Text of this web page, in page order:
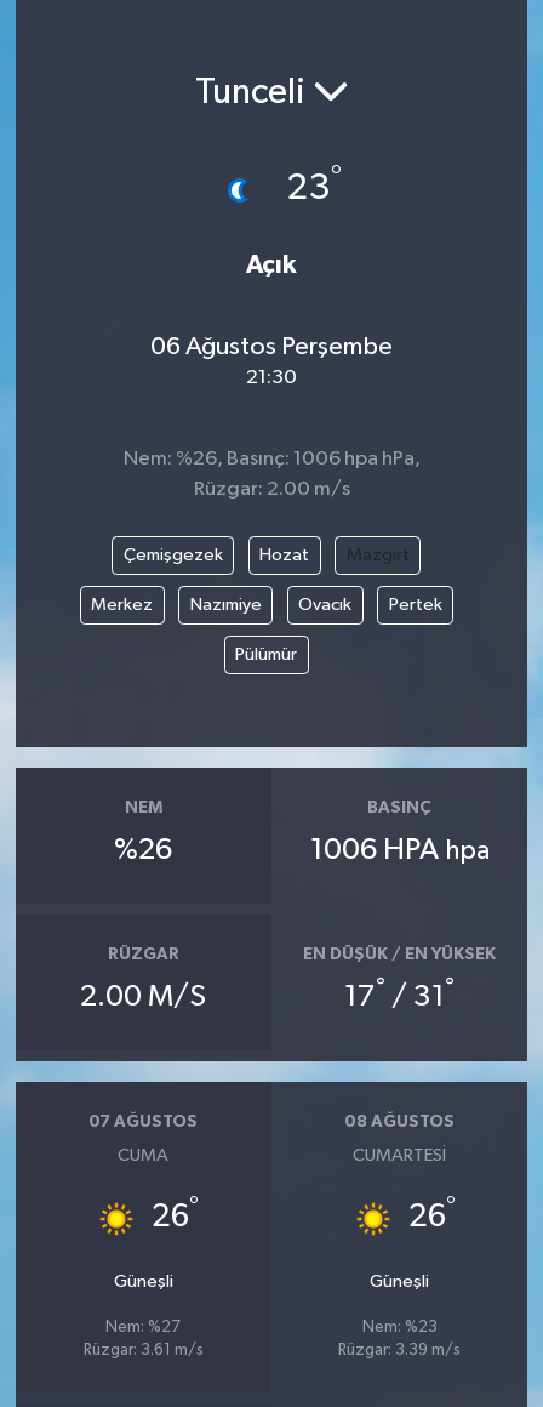
Tunceli
23°
Açık
06 Ağustos Perşembe
21:30
Nem: %26, Basınç: 1006 hpa hPa,
Rüzgar: 2.00 m/s
Çemişgezek Hozat Mazgirt
Merkez Nazımiye Ovacık Pertek
Pülümür
NEM
%26
BASINÇ
1006 HPA hpa
RÜZGAR
2.00 M/S
EN DÜŞÜK / EN YÜKSEK
17° / 31 °
07 AĞUSTOS
CUMA
26°
Güneşli
Nem: %27
Rüzgar: 3.61 m/s
08 AĞUSTOS
CUMARTESI
26°
Güneşli
Nem: %23
Rüzgar: 3.39 m/s